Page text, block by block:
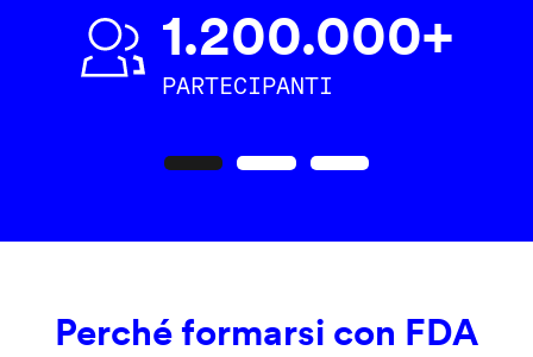
1.200.000+
PARTECIPANTI
Perché formarsi con FDA